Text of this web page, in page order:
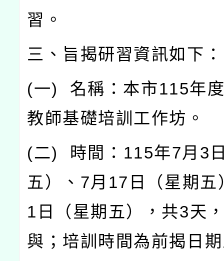
習。
三、旨揭研習資訊如下：
(一) 名稱：本市115年
教師基礎培訓工作坊。
(二) 時間： 115年7月 3
五）、 7月 17 日（星期五
1 日（星期五），共3天
與；培訓時間為前揭日